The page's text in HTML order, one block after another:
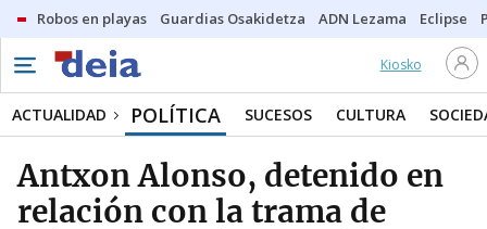
Robos en playas Guardias Osakidetza ADN Lezama Eclipse
Kiosko
ACTUALIDAD POLÍTICA SUCESOS CULTURA
Antxon Alonso, detenido en
relación con la trama de